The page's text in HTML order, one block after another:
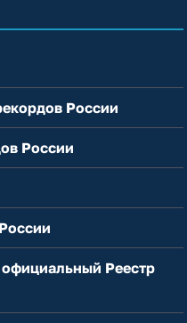
России
России
Реестр